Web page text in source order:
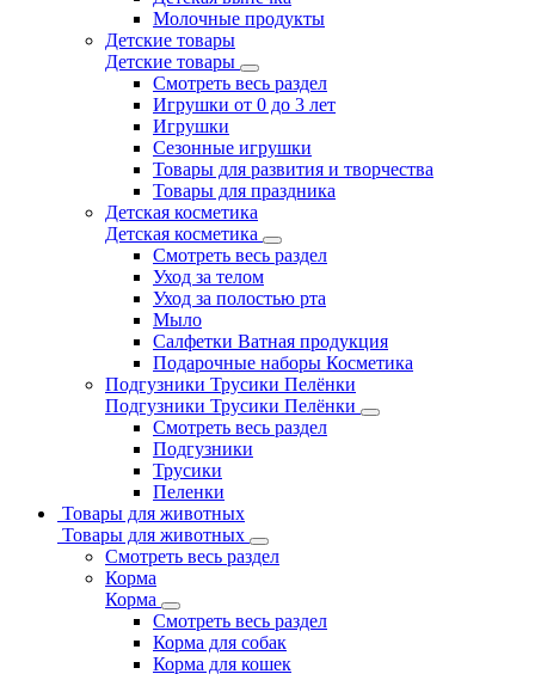
Молочные продукты
Детские товары
Детские товары
Смотреть весь раздел
Игрушки от 0 до 3 лет
Игрушки
Сезонные игрушки
Товары для развития и творчества
Товары для праздника
Детская косметика
Детская косметика
Смотреть весь раздел
Уход за телом
Уход за полостью рта
Мыло
Салфетки Ватная продукция
Подарочные наборы Косметика
Подгузники Трусики Пелёнки
Подгузники Трусики Пелёнки
Смотреть весь раздел
Подгузники
Трусики
Пеленки
Товары для животных
Товары для животных
Смотреть весь раздел
Корма
Корма
Смотреть весь раздел
Корма для собак
Корма для кошек